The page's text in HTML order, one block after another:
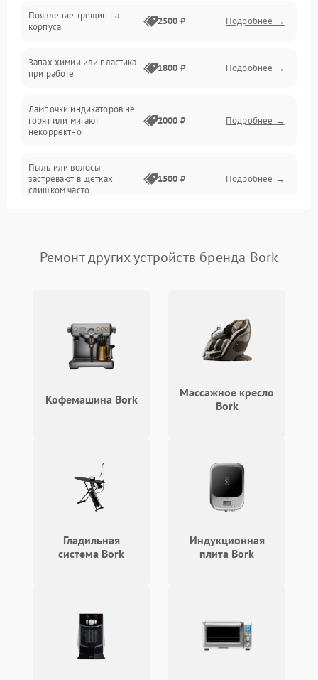
Проблемы с сигналом
Батарея
Программные сбои
Появление трещин на
корпуса
2500 ₽ Подробнее →
Запах химии или пластика
при работе
1800 ₽ Подробнее →
Лампочки индикаторов не
горят или мигают
некорректно
2000 ₽ Подробнее →
Пыль или волосы
застревают в щетках
слишком часто
1500 ₽ Подробнее →
Ремонт других устройств бренда Bork
Кофемашина Bork
Массажное кресло
Bork
Гладильная
система Bork
Индукционная
плита Bork